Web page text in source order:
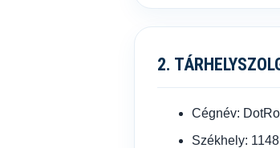
2.
Cégnév:
Székhely: